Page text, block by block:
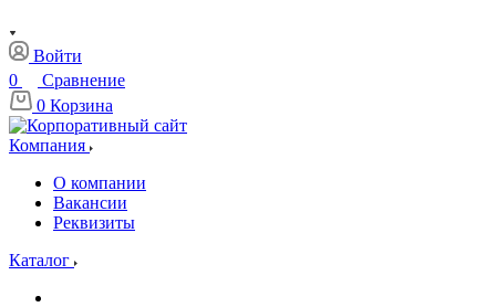
Войти
0
Сравнение
0 Корзина
Компания
О компании
Вакансии
Реквизиты
Каталог